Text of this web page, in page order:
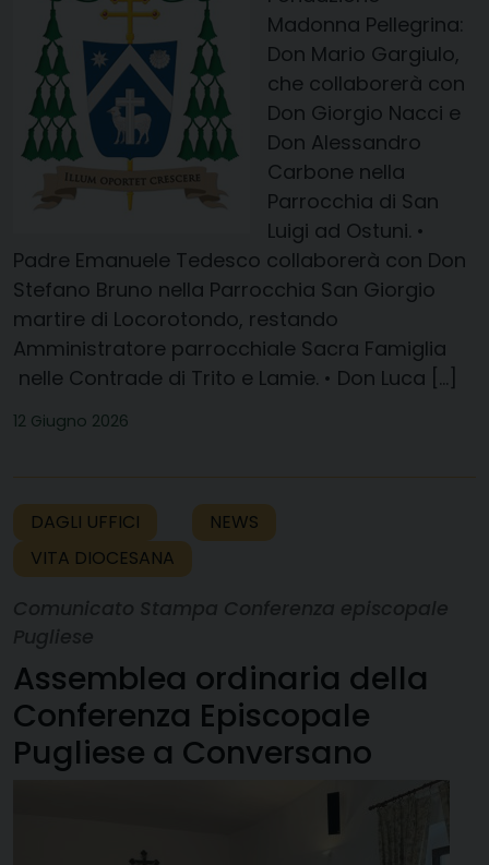
Madonna Pellegrina:
Don Mario Gargiulo,
che collaborerà con
Don Giorgio Nacci e
Don Alessandro
Carbone nella
Parrocchia di San
Luigi ad Ostuni. •
Padre Emanuele Tedesco collaborerà con Don
Stefano Bruno nella Parrocchia San Giorgio
martire di Locorotondo, restando
Amministratore parrocchiale Sacra Famiglia
nelle Contrade di Trito e Lamie. • Don Luca […]
12 Giugno 2026
DAGLI UFFICI
NEWS
VITA DIOCESANA
Assemblea ordinaria della
Conferenza Episcopale
Pugliese a Conversano